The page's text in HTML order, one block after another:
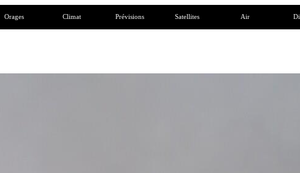
Orages Climat Prévisions Satellites Air